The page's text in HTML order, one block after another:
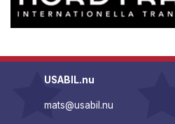
USABIL.nu
mats@usabil.nu